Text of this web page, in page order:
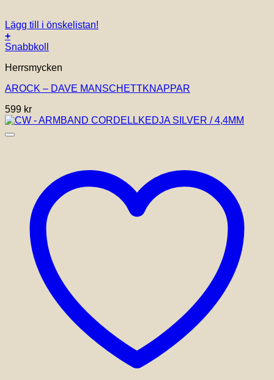
Lägg till i önskelistan!
+
Snabbkoll
Herrsmycken
AROCK – DAVE MANSCHETTKNAPPAR
599 kr